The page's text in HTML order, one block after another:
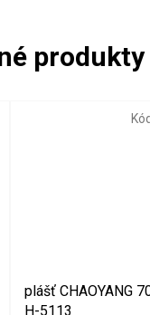
plášť CHAOYANG
H-5113